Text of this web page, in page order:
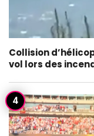
Collision
vol lors des